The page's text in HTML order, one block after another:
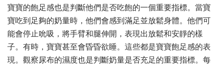
寶寶的飽足感也是判斷他們是否吃飽的一個重要指標。當寶
寶吃到足夠的奶量時，他們會感到滿足並放鬆身體。他們可
能會停止吮吸，將手臂和腿伸開，表現出放鬆和安靜的樣
子。有時，寶寶甚至會昏昏欲睡。這些都是寶寶飽足感的表
現。觀察尿布的濕度也是判斷奶量是否充足的重要指標。每